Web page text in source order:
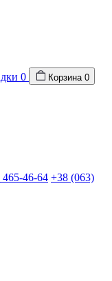
0 Корзина 0
46-64 +38 (063)